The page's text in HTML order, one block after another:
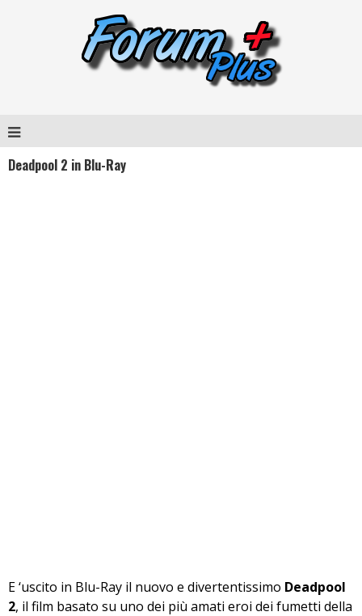
Deadpool 2 in Blu-Ray
E ‘uscito in Blu-Ray il nuovo e divertentissimo Deadpool
2, il film basato su uno dei più amati eroi dei fumetti della